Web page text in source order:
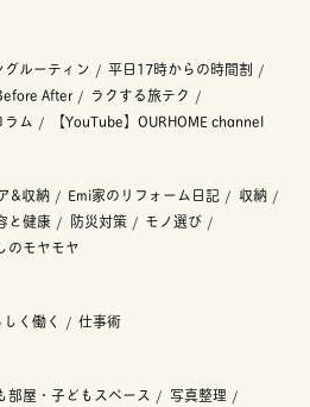
ルーティン
平日17時からの時間割
After
ラクする旅テク
ム 【YouTube】OURHOME channel
&収納 Emi家のリフォーム日記
収納
と健康 防災対策
モノ選び
のモヤモヤ
く働く 仕事術
部屋・子どもスペース
写真整理